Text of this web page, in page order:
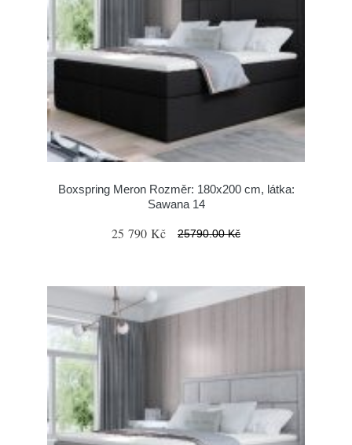
Boxspring Meron Rozměr: 180x200 cm, látka:
Sawana 14
25 790 Kč 25790.00 Kč